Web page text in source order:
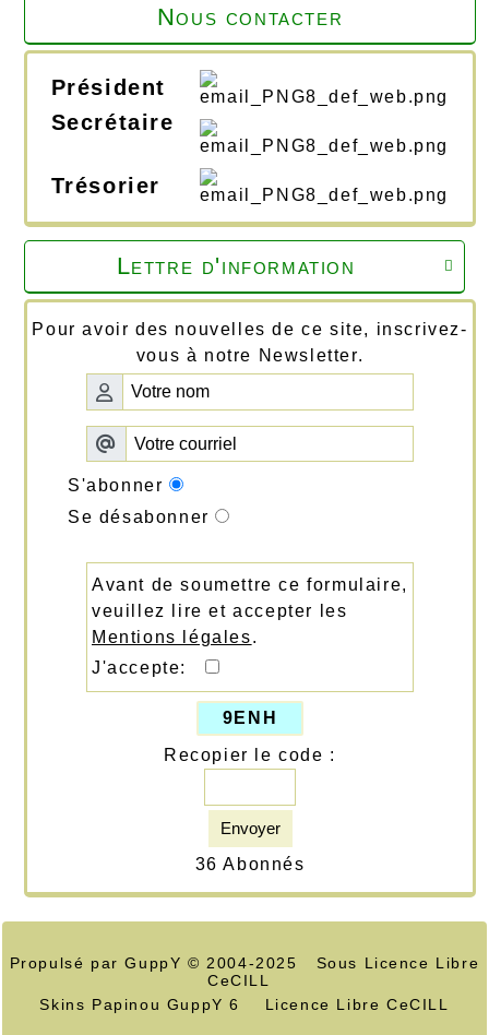
Nous contacter
Président
Secrétaire
Trésorier

Lettre d'information
Pour avoir des nouvelles de ce site, inscrivez-
vous à notre Newsletter.
S'abonner
Se désabonner
Avant de soumettre ce formulaire,
veuillez lire et accepter les
Mentions légales.
J'accepte:
9ENH
Recopier le code :
Envoyer
36 Abonnés
Propulsé par GuppY© 2004-2025
Sous Licence Libre
CeCILL
Skins Papinou GuppY 6
Licence Libre CeCILL